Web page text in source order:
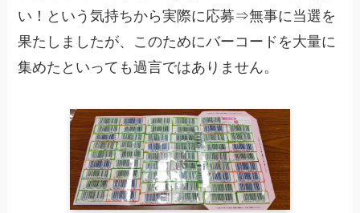
い！という気持ちから実際に応募⇒無事に当選を
果たしましたが、このためにバーコードを大量に
集めたといっても過言ではありません。